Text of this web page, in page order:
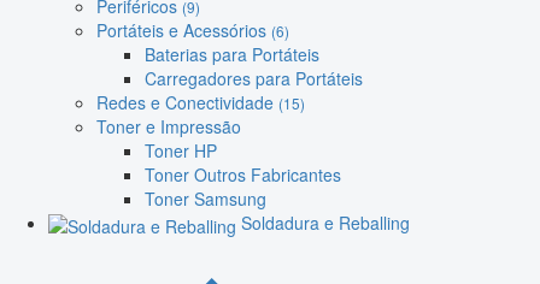
Periféricos (9)
Portáteis e Acessórios (6)
Baterias para Portáteis
Carregadores para Portáteis
Redes e Conectividade (15)
Toner e Impressão
Toner HP
Toner Outros Fabricantes
Toner Samsung
Soldadura e Reballing